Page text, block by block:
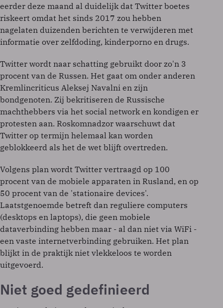
eerder deze maand al duidelijk dat Twitter boetes
riskeert omdat het sinds 2017 zou hebben
nagelaten duizenden berichten te verwijderen met
informatie over zelfdoding, kinderporno en drugs.
Twitter wordt naar schatting gebruikt door zo'n 3
procent van de Russen. Het gaat om onder anderen
Kremlincriticus Aleksej Navalni en zijn
bondgenoten. Zij bekritiseren de Russische
machthebbers via het social network en kondigen er
protesten aan. Roskomnadzor waarschuwt dat
Twitter op termijn helemaal kan worden
geblokkeerd als het de wet blijft overtreden.
Volgens plan wordt Twitter vertraagd op 100
procent van de mobiele apparaten in Rusland, en op
50 procent van de 'stationaire devices'.
Laatstgenoemde betreft dan reguliere computers
(desktops en laptops), die geen mobiele
dataverbinding hebben maar - al dan niet via WiFi -
een vaste internetverbinding gebruiken. Het plan
blijkt in de praktijk niet vlekkeloos te worden
uitgevoerd.
Niet goed gedefinieerd